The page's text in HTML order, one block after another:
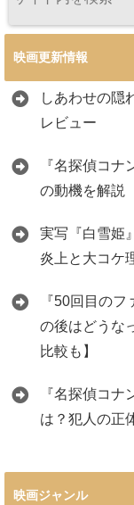
映画更新情報
しあわせの隠
レビュー
『名探偵コ
の動機を解説
実写『白雪姫
炎上と大コケ
『50回目の
の後はどうな
比較も】
『名探偵コ
は？犯人の正
映画ジャンル